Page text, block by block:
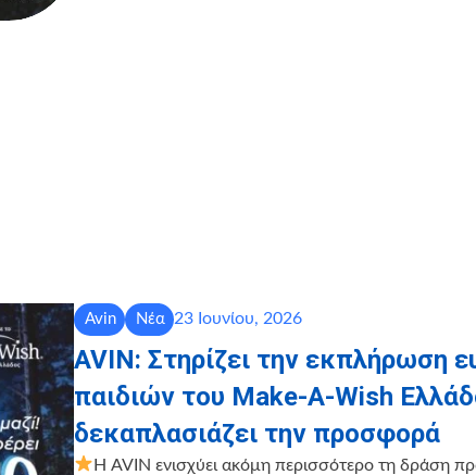
Avin Νέα 23 Ιουνίου, 2026
AVIN: Στηρίζει την εκπλήρωση
παιδιών του Make-A-Wish
δεκαπλασιάζει την προσφορά
Η AVIN ενισχύει ακόμη περισσότερο τη δράση